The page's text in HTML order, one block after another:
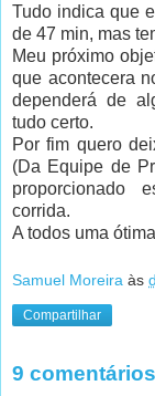
Tudo indica que
de 47 min, mas
Meu próximo
que acontecera
dependerá de
tudo certo.
Por fim quero
(Da Equipe de
proporcionado
corrida.
A todos uma
Samuel Moreira às
Compartilhar
9